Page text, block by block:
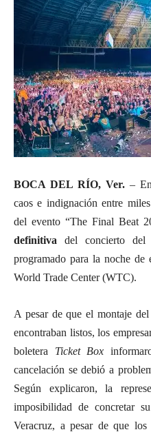
BOCA DEL RÍO, Ver. –
caos e indignación entre
del evento “The Final Beat
definitiva del concierto del
programado para la noche de
World Trade Center (WTC).
A pesar de que el montaje
encontraban listos, los
boletera Ticket Box
cancelación se debió a
Según explicaron, la
imposibilidad de concretar
Veracruz, a pesar de que los